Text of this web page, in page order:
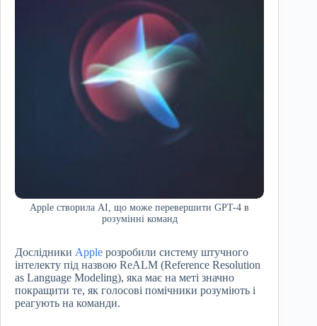
Apple створила AI, що може перевершити GPT-4 в
розумінні команд
Дослідники Apple розробили систему штучного
інтелекту під назвою ReALM (Reference Resolution
as Language Modeling), яка має на меті значно
покращити те, як голосові помічники розуміють і
реагують на команди.